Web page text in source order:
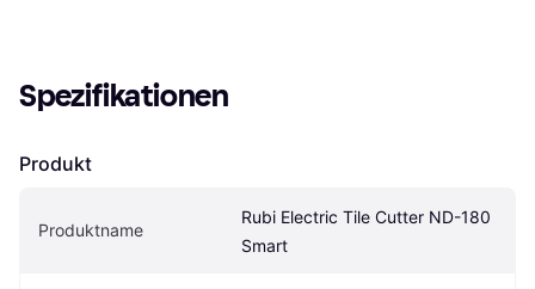
Spezifikationen
Produkt
Produktname
Rubi Electric Tile Cutter ND-180
Smart